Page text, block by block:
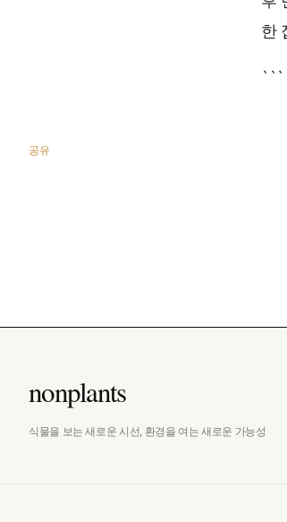
한
```
공유
nonplants
식물을 보는 새로운 시선, 환경을 여는 새로운 가능성